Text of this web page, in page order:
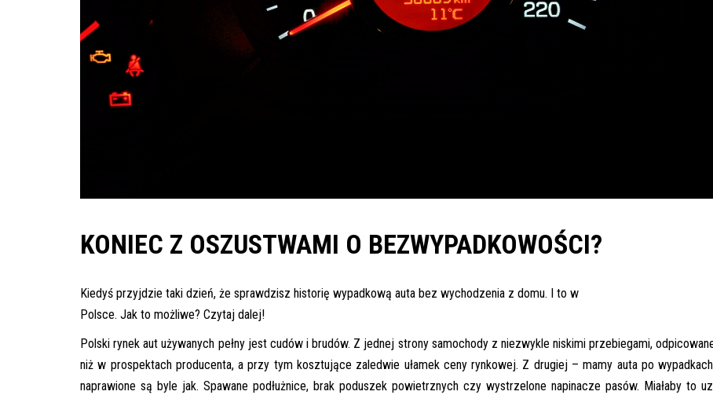
KONIEC Z OSZUSTWAMI O BEZWYPADKOWOŚCI?
Kiedyś przyjdzie taki dzień, że sprawdzisz historię wypadkową auta bez wychodzenia z domu. I to w
Polsce. Jak to możliwe? Czytaj dalej!
Polski rynek aut używanych pełny jest cudów i brudów. Z jednej strony samochody z niezwykle niskimi przebiegami,
niż w prospektach producenta, a przy tym kosztujące zaledwie ułamek ceny rynkowej. Z drugiej – mamy auta po
naprawione są byle jak. Spawane podłużnice, brak poduszek powietrznych czy wystrzelone napinacze pasów. Miałaby to